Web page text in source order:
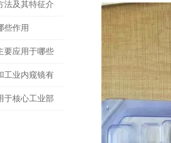
来了新的可能
法及其特征介
些作用
要应用于哪些
工业内窥镜有
于核心工业部